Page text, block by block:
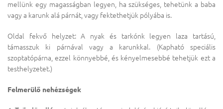
mellünk egy magasságban legyen, ha szükséges, tehetünk a baba
vagy a karunk alá párnát, vagy fektethetjük pólyába is.
Oldal fekvő helyzet: A nyak és tarkónk legyen laza tartású,
támasszuk ki párnával vagy a karunkkal. (Kapható speciális
szoptatópárna, ezzel könnyebbé, és kényelmesebbé tehetjük ezt a
testhelyzetet.)
Felmerülő nehézségek